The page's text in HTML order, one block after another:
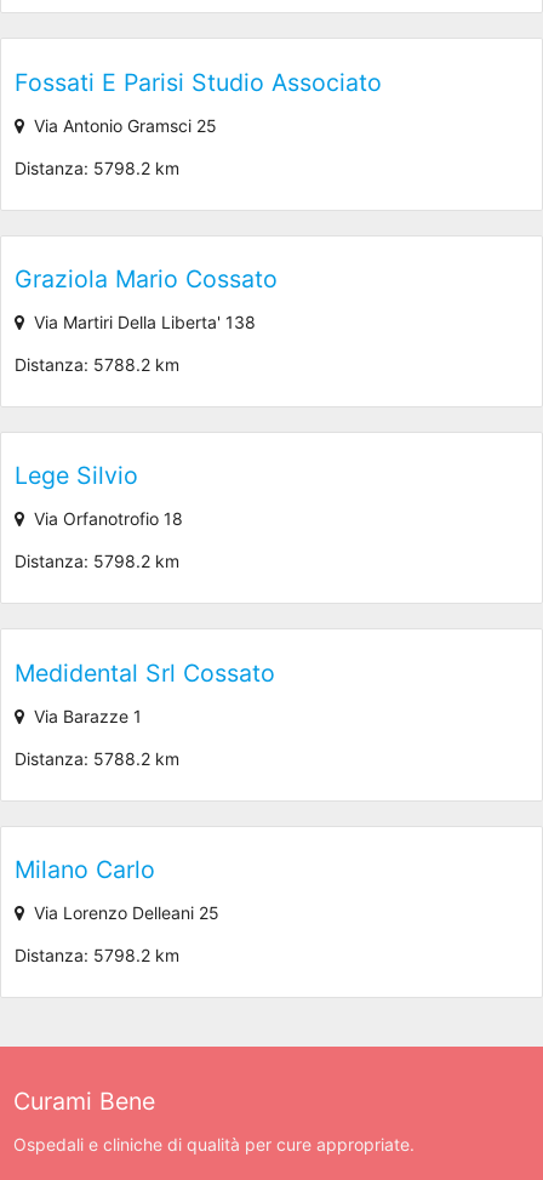
Fossati E Parisi Studio Associato
Via Antonio Gramsci 25
Distanza: 5798.2 km
Graziola Mario Cossato
Via Martiri Della Liberta' 138
Distanza: 5788.2 km
Lege Silvio
Via Orfanotrofio 18
Distanza: 5798.2 km
Medidental Srl Cossato
Via Barazze 1
Distanza: 5788.2 km
Milano Carlo
Via Lorenzo Delleani 25
Distanza: 5798.2 km
Curami Bene
Ospedali e cliniche di qualità per cure appropriate.